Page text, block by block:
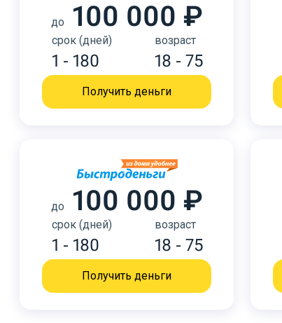
до 100 000 ₽
срок (дней)
1 - 180
возраст
18 - 75
Получить деньги
до 100 000 ₽
срок (дней)
1 - 180
возраст
18 - 75
Получить деньги